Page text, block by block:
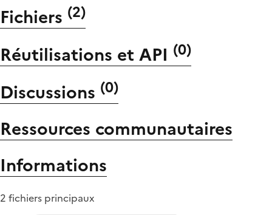
Fichiers (2)
Réutilisations et API (0)
Discussions (0)
Ressources communautaires
Informations
2 fichiers principaux